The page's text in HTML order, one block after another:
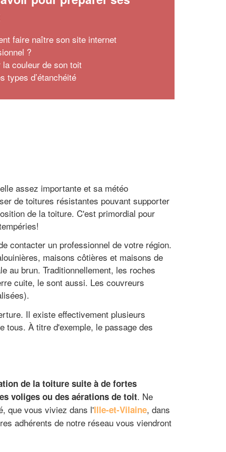
faire naître son site internet
?
la couleur de son toit
types d’étanchéité
assez importante et sa météo
de toitures résistantes pouvant supporter
de la toiture. C'est primordial pour
contacter un professionnel de votre région.
maisons côtières et maisons de
au brun. Traditionnellement, les roches
cuite, le sont aussi. Les couvreurs
Il existe effectivement plusieurs
tous. À titre d'exemple, le passage des
de la toiture suite à de fortes
voliges ou des aérations de toit. Ne
que vous viviez dans l'Ille-et-Vilaine, dans
adhérents de notre réseau vous viendront